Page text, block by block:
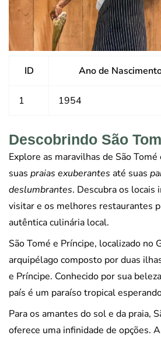
ID Ano de
1 1954
Descobrindo São
Explore as maravilhas de São
suas praias exuberantes até suas
deslumbrantes. Descubra os locais
visitar e os melhores restaurantes
autêntica culinária local.
São Tomé e Príncipe, localizado no
arquipélago composto por duas
e Príncipe. Conhecido por sua
país é um paraíso tropical
Para os amantes do sol e da praia,
oferece uma infinidade de opções.